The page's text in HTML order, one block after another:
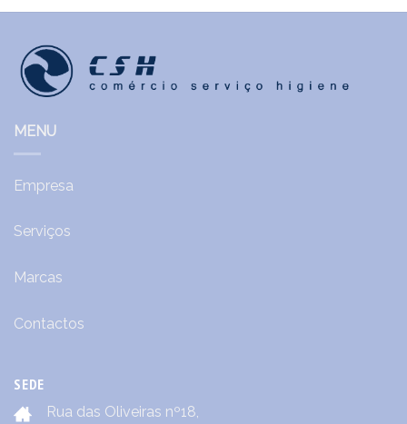
MENU
Empresa
Serviços
Marcas
Contactos
SEDE
Rua das Oliveiras nº18,